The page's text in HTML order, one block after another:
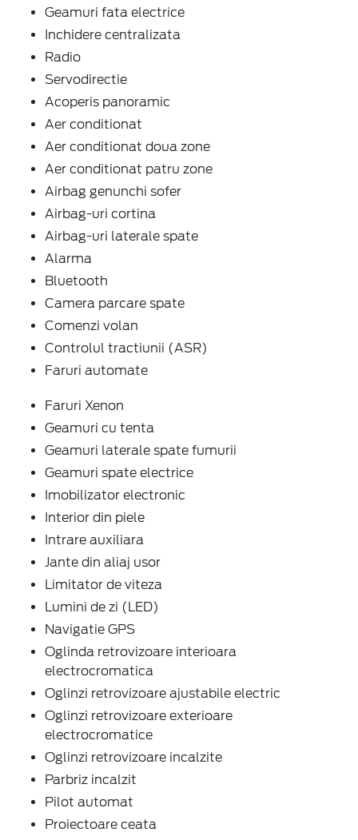
Geamuri fata electrice
Inchidere centralizata
Radio
Servodirectie
Acoperis panoramic
Aer conditionat
Aer conditionat doua zone
Aer conditionat patru zone
Airbag genunchi sofer
Airbag-uri cortina
Airbag-uri laterale spate
Alarma
Bluetooth
Camera parcare spate
Comenzi volan
Controlul tractiunii (ASR)
Faruri automate
Faruri Xenon
Geamuri cu tenta
Geamuri laterale spate fumurii
Geamuri spate electrice
Imobilizator electronic
Interior din piele
Intrare auxiliara
Jante din aliaj usor
Limitator de viteza
Lumini de zi (LED)
Navigatie GPS
Oglinda retrovizoare interioara
electrocromatica
Oglinzi retrovizoare ajustabile electric
Oglinzi retrovizoare exterioare
electrocromatice
Oglinzi retrovizoare incalzite
Parbriz incalzit
Pilot automat
Proiectoare ceata